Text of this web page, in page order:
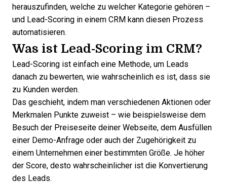
herauszufinden, welche zu welcher Kategorie gehören –
und Lead-Scoring in einem CRM kann diesen Prozess
automatisieren.
Was ist Lead-Scoring im CRM?
Lead-Scoring ist einfach eine Methode, um Leads
danach zu bewerten, wie wahrscheinlich es ist, dass sie
zu Kunden werden.
Das geschieht, indem man verschiedenen Aktionen oder
Merkmalen Punkte zuweist – wie beispielsweise dem
Besuch der Preiseseite deiner Webseite, dem Ausfüllen
einer Demo-Anfrage oder auch der Zugehörigkeit zu
einem Unternehmen einer bestimmten Größe. Je höher
der Score, desto wahrscheinlicher ist die Konvertierung
des Leads.